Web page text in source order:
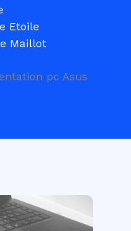
Etoile
Maillot